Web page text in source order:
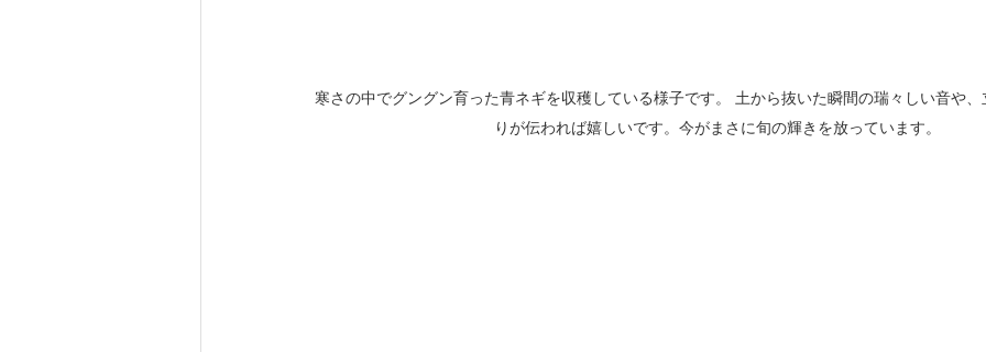
寒さの中でグングン育った青ネギを収穫している様子です。 土から抜いた瞬間の瑞々しい音や
りが伝われば嬉しいです。今がまさに旬の輝きを放っています。